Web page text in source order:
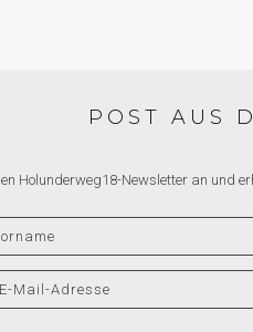
POST AUS
Holunderweg18-Newsletter an und